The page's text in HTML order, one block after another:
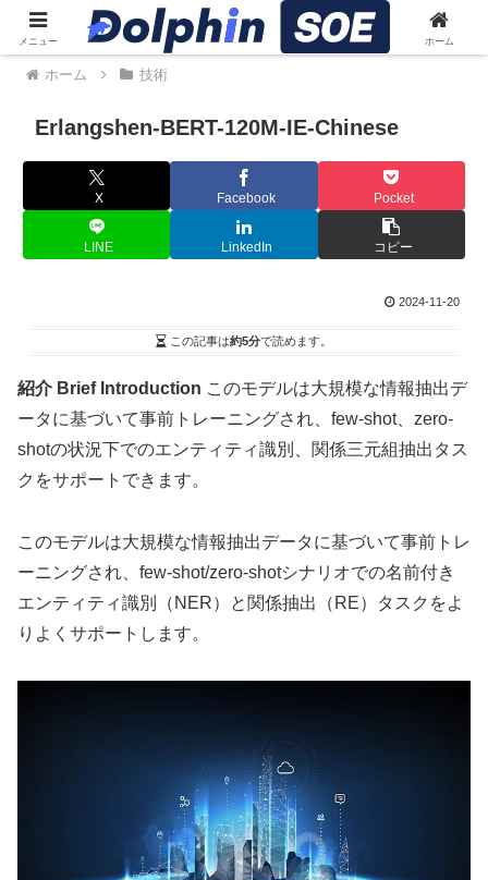
ホーム 技術
Erlangshen-BERT-120M-IE-Chinese
X Facebook Pocket
LINE LinkedIn コピー
2024-11-20
この記事は約5分で読めます。
紹介 Brief Introduction このモデルは大規模な情報抽出デ
ータに基づいて事前トレーニングされ、few-shot、zero-
shotの状況下でのエンティティ識別、関係三元組抽出タス
クをサポートできます。
このモデルは大規模な情報抽出データに基づいて事前トレ
ーニングされ、few-shot/zero-shotシナリオでの名前付き
エンティティ識別（NER）と関係抽出（RE）タスクをよ
りよくサポートします。
メニュー ホーム